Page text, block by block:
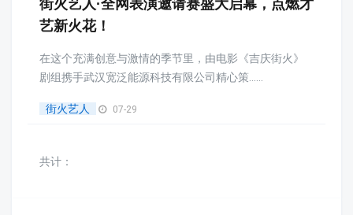
街火艺人·全网表演邀请赛盛大启幕，点燃才
艺新火花！
在这个充满创意与激情的季节里，由电影《吉庆街火》
剧组携手武汉宽泛能源科技有限公司精心策......
街火艺人 07-29
共计：